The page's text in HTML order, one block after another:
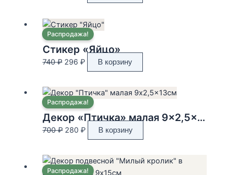
составляла
740 ₽.
цена:
296 ₽.
Распродажа!
Стикер «Яйцо»
740₽ Первоначальная
740 ₽.
296 ₽Текущая
цена:
В корзину
Распродажа!
Декор «Птичка» малая 9×2,5×13см
700₽ Первоначальная
700 ₽.
280 ₽Текущая
цена:
В корзину
Распродажа!